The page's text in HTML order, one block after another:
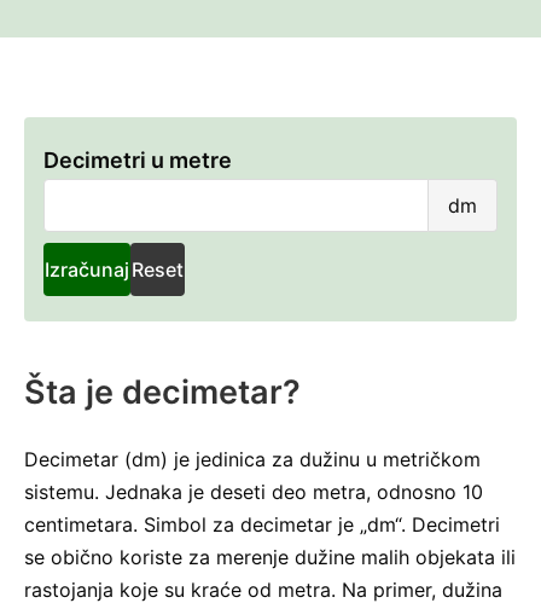
Decimetri u metre
dm
u
Izračunaj Reset
Šta je decimetar?
Decimetar (dm) je jedinica za dužinu u metričkom
sistemu. Jednaka je deseti deo metra, odnosno 10
centimetara. Simbol za decimetar je „dm“. Decimetri
se obično koriste za merenje dužine malih objekata ili
rastojanja koje su kraće od metra. Na primer, dužina